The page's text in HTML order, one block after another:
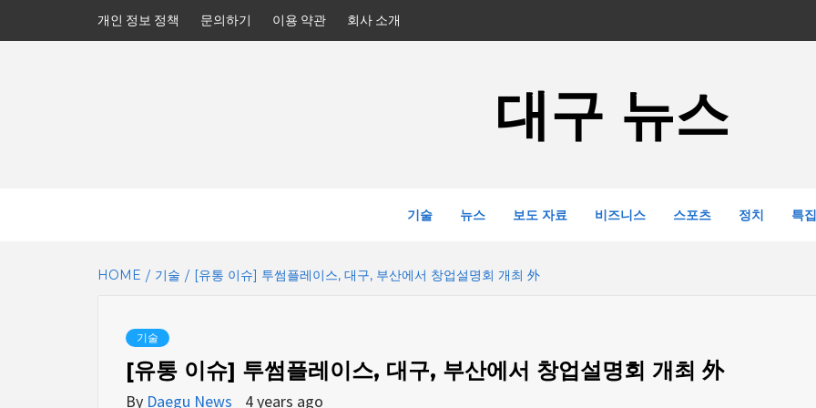
개인 정보 정책 문의하기 이용 약관 회사 소개
대구 뉴스
기술 뉴스 보도 자료 비즈니스 스포츠 정치 특집
HOME 기술 [유통 이슈] 투썸플레이스, 대구, 부산에서 창업설명회 개최 外
기술
[유통 이슈] 투썸플레이스, 대구, 부산에서 창업설명회 개최 外
By Daegu News 4 years ago